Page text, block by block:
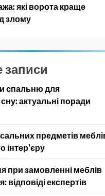
які ворота краще
злому
спальню для
актуальні поради
предметів
інтер’єру
при замовленні меблів
відповіді експертів